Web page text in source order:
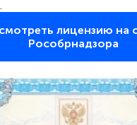
лицензию на
Рособрнадзора